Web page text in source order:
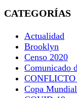
CATEGORÍAS
Actualidad
Brooklyn
Censo 2020
Comunicado
Copa